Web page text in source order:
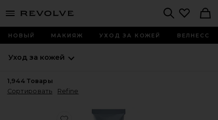
menu - shows more content
НОВЫЙ МАКИЯЖ УХОД ЗА КОЖЕЙ ВЕЛНЕСС
Уход за кожей
1,944 Товары
Сортировать
Refine